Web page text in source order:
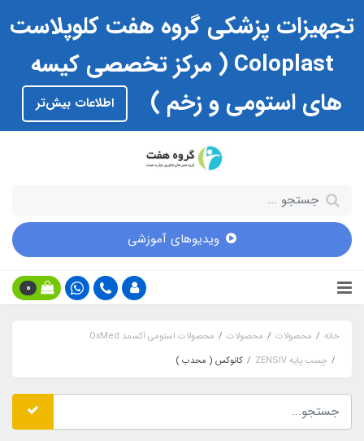
تجهیزات پزشکی گروه هفت کلوپلاست
Coloplast ( مرکز تخصصی کیسه
های استومی و زخم )
اطلاعات بیش‌تر
ویدیوهای آموزشی
0
خانه محصولات محصولات
محصولات استومی اکسمد OxMed
چسب پایه ZENSIV
کانوکس ( محدب )